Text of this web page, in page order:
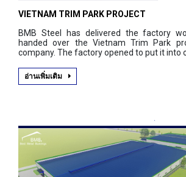
VIETNAM TRIM PARK PROJECT
BMB Steel has delivered the factory
handed over the Vietnam Trim Park
company. The factory opened to put it into
อ่านเพิ่มเติม